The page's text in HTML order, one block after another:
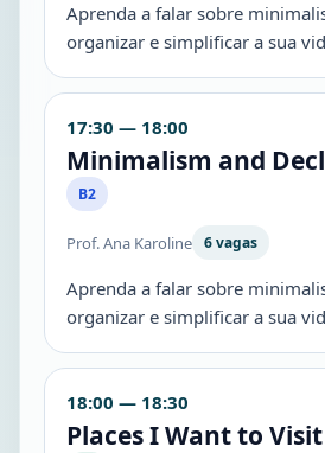
Aprenda a falar sobre
organizar e simplificar a sua
17:30 — 18:00
Minimalism and
B2
Prof. Ana Karoline 6 vagas
Aprenda a falar sobre
organizar e simplificar a sua
18:00 — 18:30
Places I Want to Visit